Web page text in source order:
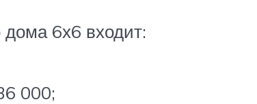
дома 6х6 входит:
000;